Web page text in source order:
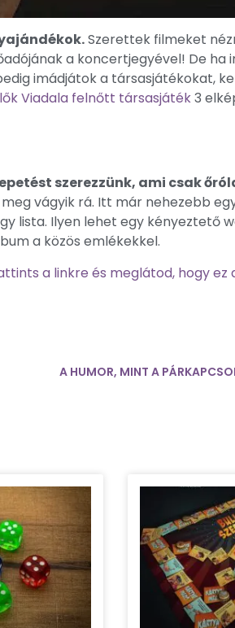
Szerettek filmeket
a koncertjegyével! De ha
imádjátok a társasjátékokat,
Viadala felnőtt társasjáték3
szerezzünk, ami csak
vágyik rá. Itt már nehezebb
lista. Ilyen lehet egy kényeztető
a közös emlékekkel.
a linkre és meglátod, hogy ez
A HUMOR, MINT A